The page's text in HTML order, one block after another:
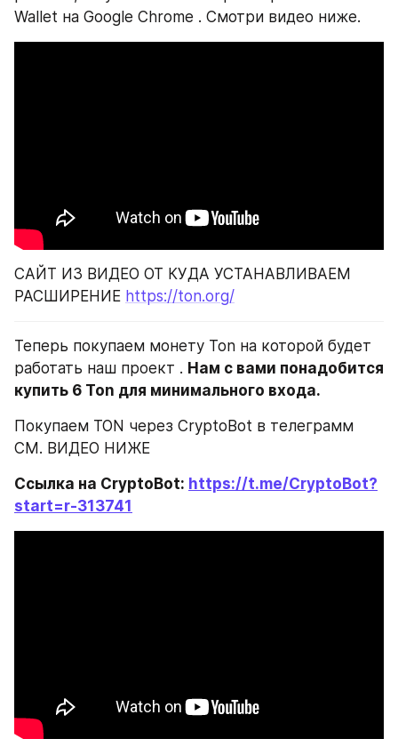
Wallet на Google Chrome . Смотри видео ниже.
САЙТ ИЗ ВИДЕО ОТ КУДА УСТАНАВЛИВАЕМ
РАСШИРЕНИЕ https://ton.org/
Теперь покупаем монету Ton на которой будет
работать наш проект . Нам с вами понадобится
купить 6 Ton для минимального входа.
Покупаем TON через CryptoBot в телеграмм
СМ. ВИДЕО НИЖЕ
Ссылка на CryptoBot: https://t.me/CryptoBot?
start=r-313741